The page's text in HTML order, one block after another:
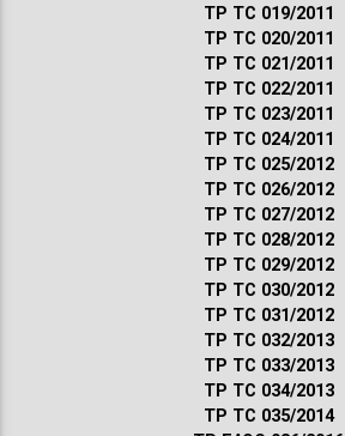
ТР ТС 019/2011
ТР ТС 020/2011
ТР ТС 021/2011
ТР ТС 022/2011
ТР ТС 023/2011
ТР ТС 024/2011
ТР ТС 025/2012
ТР ТС 026/2012
ТР ТС 027/2012
ТР ТС 028/2012
ТР ТС 029/2012
ТР ТС 030/2012
ТР ТС 031/2012
ТР ТС 032/2013
ТР ТС 033/2013
ТР ТС 034/2013
ТР ТС 035/2014